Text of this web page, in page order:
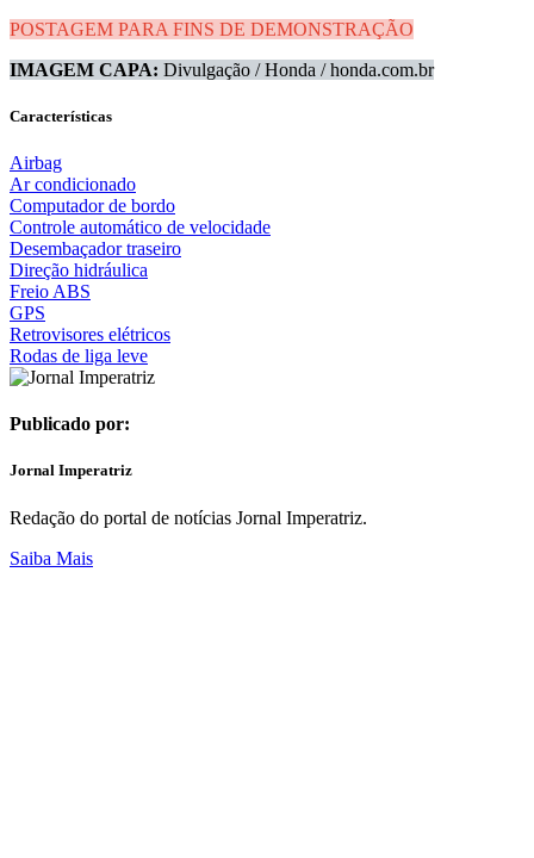
POSTAGEM PARA FINS DE DEMONSTRAÇÃO
IMAGEM CAPA: Divulgação / Honda / honda.com.br
Características
Airbag
Ar condicionado
Computador de bordo
Controle automático de velocidade
Desembaçador traseiro
Direção hidráulica
Freio ABS
GPS
Retrovisores elétricos
Rodas de liga leve
Publicado por:
Jornal Imperatriz
Redação do portal de notícias Jornal Imperatriz.
Saiba Mais